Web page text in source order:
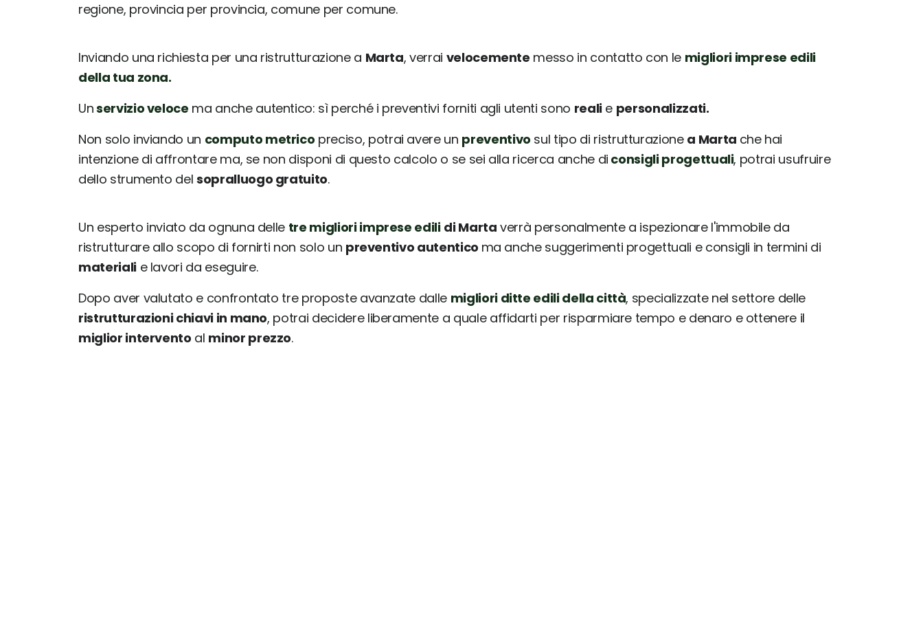
regione, provincia per provincia, comune per comune.
Inviando una richiesta per una ristrutturazione a Marta, verrai velocemente messo in contatto con le migliori imprese edili
della tua zona.
Unservizio veloce ma anche autentico: sì perché i preventivi forniti agli utenti sono realie personalizzati.
Non solo inviando un computo metrico preciso, potrai avere un preventivo sul tipo di ristrutturazione a Marta che hai
intenzione di affrontare ma, se non disponi di questo calcolo o se sei alla ricerca anche di consigli progettuali, potrai usufruire
dello strumento del sopralluogo gratuito.
Un esperto inviato da ognuna delle tre migliori imprese edili di Marta verrà personalmente a ispezionare l'immobile da
ristrutturare allo scopo di fornirti non solo un preventivo autentico ma anche suggerimenti progettuali e consigli in termini di
materialie lavori da eseguire.
Dopo aver valutato e confrontato tre proposte avanzate dalle migliori ditte edili della città, specializzate nel settore delle
ristrutturazioni chiavi in mano, potrai decidere liberamente a quale affidarti per risparmiare tempo e denaro e ottenere il
miglior intervento al minor prezzo.